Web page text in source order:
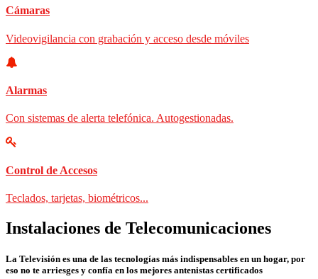
Cámaras
Videovigilancia con grabación y acceso desde móviles
Alarmas
Con sistemas de alerta telefónica. Autogestionadas.
Control de Accesos
Teclados, tarjetas, biométricos...
Instalaciones de Telecomunicaciones
La Televisión es una de las tecnologías más indispensables en un hogar, por
eso no te arriesges y confía en los mejores antenistas certificados